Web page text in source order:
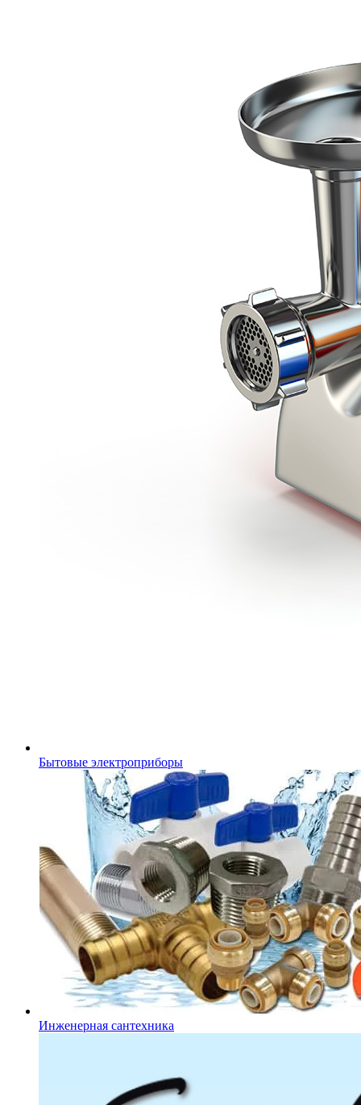
Бытовые электроприборы
Инженерная сантехника